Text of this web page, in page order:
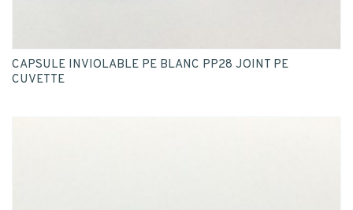
CAPSULE INVIOLABLE PE BLANC PP28 JOINT PE
CUVETTE